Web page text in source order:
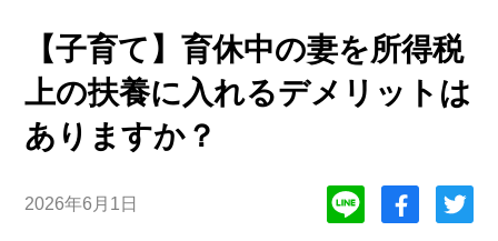
【子育て】育休中の妻を所得税
上の扶養に入れるデメリットは
ありますか？
2026年6月1日